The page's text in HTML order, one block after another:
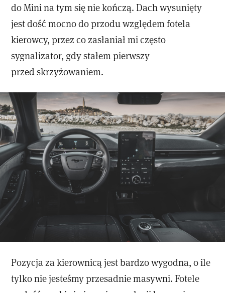
do Mini na tym się nie kończą. Dach wysunięty
jest dość mocno do przodu względem fotela
kierowcy, przez co zasłaniał mi często
sygnalizator, gdy stałem pierwszy
przed skrzyżowaniem.
Pozycja za kierownicą jest bardzo wygodna, o ile
tylko nie jesteśmy przesadnie masywni. Fotele